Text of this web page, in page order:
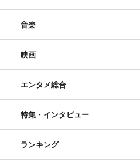
音楽
映画
エンタメ総合
特集・インタビュー
ランキング